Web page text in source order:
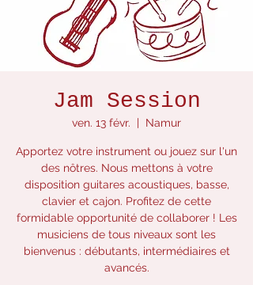
Jam Session
ven. 13 févr.
  |
Namur
Apportez votre instrument ou jouez sur l'un
des nôtres. Nous mettons à votre
disposition guitares acoustiques, basse,
clavier et cajon. Profitez de cette
formidable opportunité de collaborer ! Les
musiciens de tous niveaux sont les
bienvenus : débutants, intermédiaires et
avancés.